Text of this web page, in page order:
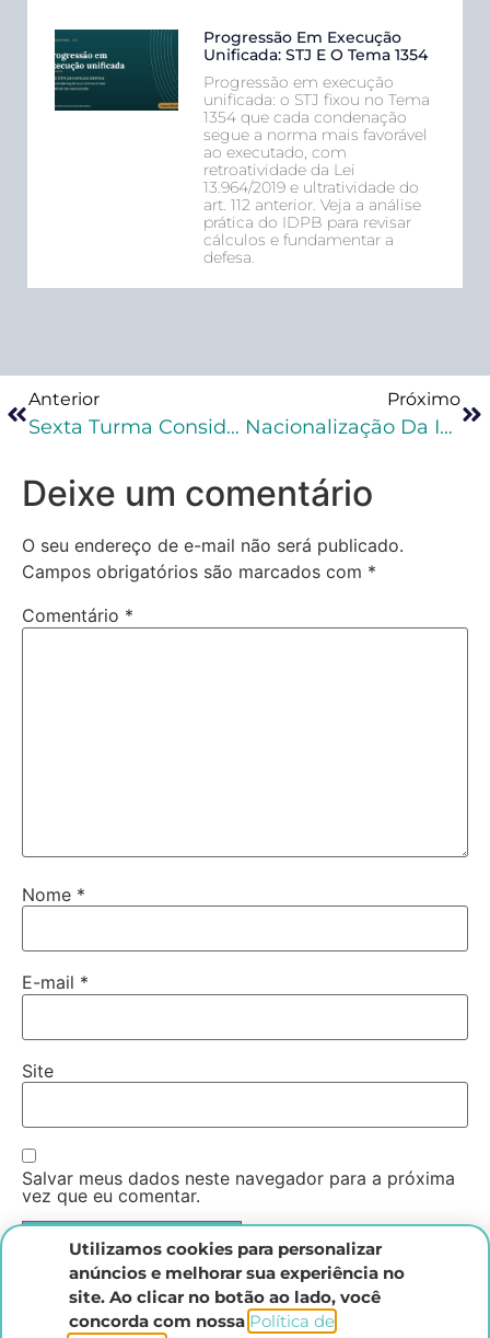
Progressão Em Execução
Unificada: STJ E O Tema 1354
Progressão em execução
unificada: o STJ fixou no Tema
1354 que cada condenação
segue a norma mais favorável
ao executado, com
retroatividade da Lei
13.964/2019 e ultratividade do
art. 112 anterior. Veja a análise
prática do IDPB para revisar
cálculos e fundamentar a
defesa.
Anterior
Sexta Turma Considera Vulnerabilidade Ao Revogar Prisão Preventiva De Pessoa Em Situação De Rua
Próximo
Nacionalização Da Identificação Civil E Documentação De Pessoas Presas É Retomada Pelo CNJ
Deixe um comentário
O seu endereço de e-mail não será publicado.
Campos obrigatórios são marcados com *
Comentário *
Nome *
E-mail *
Site
Salvar meus dados neste navegador para a próxima
vez que eu comentar.
Utilizamos cookies para personalizar
anúncios e melhorar sua experiência no
site. Ao clicar no botão ao lado, você
concorda com nossa Política de